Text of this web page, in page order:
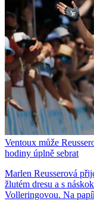
Ventoux může
hodiny úplně sebrat
Marlen Reusserová
žlutém dresu a s
Volleringovou. Na